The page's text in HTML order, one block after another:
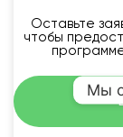
Оставьте
чтобы
Мы